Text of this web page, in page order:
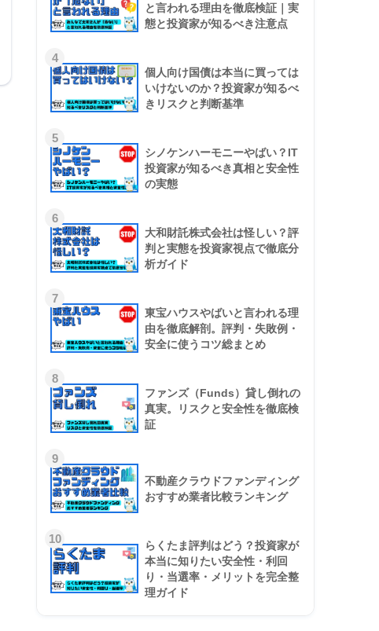
と言われる理由を徹底検証｜実
態と投資家が知るべき注意点
4
個人向け国債は本当に買っては
いけないのか？投資家が知るべ
きリスクと判断基準
5
シノケンハーモニーやばい？IT
投資家が知るべき真相と安全性
の実態
6
大和財託株式会社は怪しい？評
判と実態を投資家視点で徹底分
析ガイド
7
東宝ハウスやばいと言われる理
由を徹底解剖。評判・失敗例・
安全に使うコツ総まとめ
8
ファンズ（Funds）貸し倒れの
真実。リスクと安全性を徹底検
証
9
不動産クラウドファンディング
おすすめ業者比較ランキング
10
らくたま評判はどう？投資家が
本当に知りたい安全性・利回
り・当選率・メリットを完全整
理ガイド